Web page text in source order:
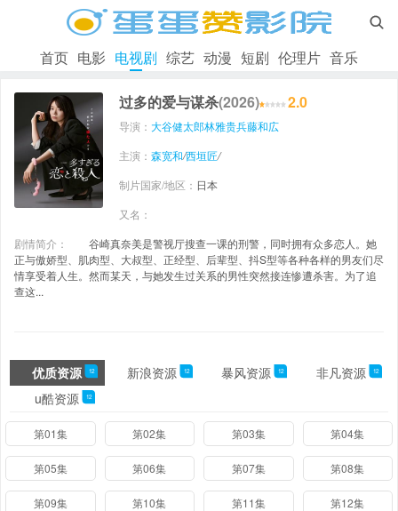

首页 电影 电视剧 综艺 动漫 短剧 伦理片 音乐
过多的爱与谋杀(2026) 2.0
导演： 大谷健太郎林雅贵兵藤和広
主演： 森宽和/西垣匠/
制片国家/地区： 日本
又名：
剧情简介：
谷崎真奈美是警视厅搜查一课的刑警，同时拥有众多恋人。她
正与傲娇型、肌肉型、大叔型、正经型、后辈型、抖S型等各种各样的男友们尽
情享受着人生。然而某天，与她发生过关系的男性突然接连惨遭杀害。为了追
查这...
优质资源 12 新浪资源 12 暴风资源 12 非凡资源 12
u酷资源 12
第01集 第02集 第03集 第04集
第05集 第06集 第07集 第08集
第09集 第10集 第11集 第12集